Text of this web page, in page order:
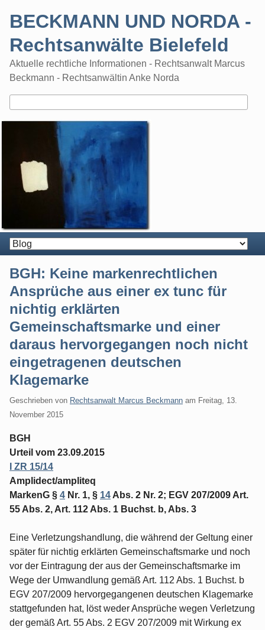
BECKMANN UND NORDA -
Rechtsanwälte Bielefeld
Aktuelle rechtliche Informationen - Rechtsanwalt Marcus
Beckmann - Rechtsanwältin Anke Norda
BGH: Keine markenrechtlichen
Ansprüche aus einer ex tunc für
nichtig erklärten
Gemeinschaftsmarke und einer
daraus hervorgegangen noch nicht
eingetragenen deutschen
Klagemarke
Geschrieben von Rechtsanwalt Marcus Beckmann am Freitag, 13.
November 2015
BGH
Urteil vom 23.09.2015
I ZR 15/14
Amplidect/ampliteq
MarkenG § 4 Nr. 1, § 14 Abs. 2 Nr. 2; EGV 207/2009 Art.
55 Abs. 2, Art. 112 Abs. 1 Buchst. b, Abs. 3
Eine Verletzungshandlung, die während der Geltung einer
später für nichtig erklärten Gemeinschaftsmarke und noch
vor der Eintragung der aus der Gemeinschaftsmarke im
Wege der Umwandlung gemäß Art. 112 Abs. 1 Buchst. b
EGV 207/2009 hervorgegangenen deutschen Klagemarke
stattgefunden hat, löst weder Ansprüche wegen Verletzung
der gemäß Art. 55 Abs. 2 EGV 207/2009 mit Wirkung ex